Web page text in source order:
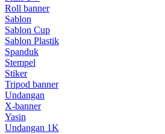
Roll banner
Sablon
Sablon Cup
Sablon Plastik
Spanduk
Stempel
Stiker
Tripod banner
Undangan
X-banner
Yasin
Undangan 1K